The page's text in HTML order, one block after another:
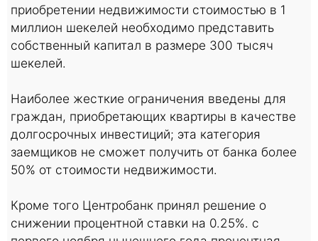
приобретении недвижимости стоимостью в 1
миллион шекелей необходимо представить
собственный капитал в размере 300 тысяч
шекелей.
Наиболее жесткие ограничения введены для
граждан, приобретающих квартиры в качестве
долгосрочных инвестиций; эта категория
заемщиков не сможет получить от банка более
50% от стоимости недвижимости.
Кроме того Центробанк принял решение о
снижении процентной ставки на 0.25%. с